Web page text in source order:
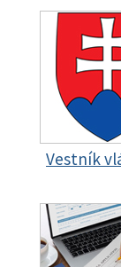
Vestník